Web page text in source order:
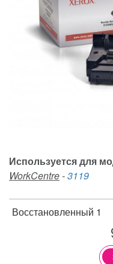
Используется для
WorkCentre -3119
Восстановленный 1